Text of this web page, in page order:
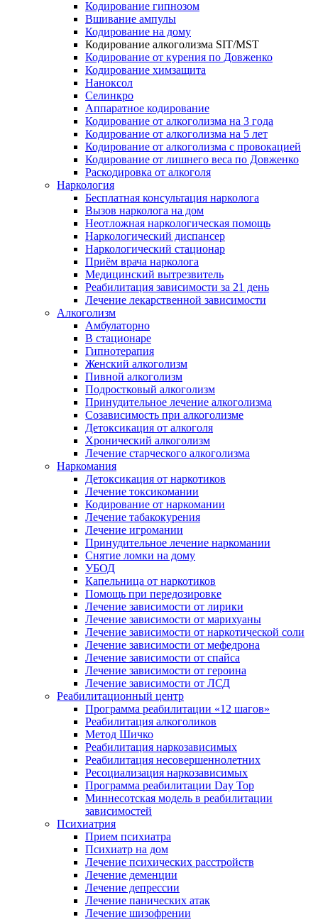
Кодирование гипнозом
Вшивание ампулы
Кодирование на дому
Кодирование алкоголизма SIT/MST
Кодирование от курения по Довженко
Кодирование химзащита
Наноксол
Селинкро
Аппаратное кодирование
Кодирование от алкоголизма на 3 года
Кодирование от алкоголизма на 5 лет
Кодирование от алкоголизма с провокацией
Кодирование от лишнего веса по Довженко
Раскодировка от алкоголя
Наркология
Бесплатная консультация нарколога
Вызов нарколога на дом
Неотложная наркологическая помощь
Наркологический диспансер
Наркологический стационар
Приём врача нарколога
Медицинский вытрезвитель
Реабилитация зависимости за 21 день
Лечение лекарственной зависимости
Алкоголизм
Амбулаторно
В стационаре
Гипнотерапия
Женский алкоголизм
Пивной алкоголизм
Подростковый алкоголизм
Принудительное лечение алкоголизма
Созависимость при алкоголизме
Детоксикация от алкоголя
Хронический алкоголизм
Лечение старческого алкоголизма
Наркомания
Детоксикация от наркотиков
Лечение токсикомании
Кодирование от наркомании
Лечение табакокурения
Лечение игромании
Принудительное лечение наркомании
Снятие ломки на дому
УБОД
Капельница от наркотиков
Помощь при передозировке
Лечение зависимости от лирики
Лечение зависимости от марихуаны
Лечение зависимости от наркотической соли
Лечение зависимости от мефедрона
Лечение зависимости от спайса
Лечение зависимости от героина
Лечение зависимости от ЛСД
Реабилитационный центр
Программа реабилитации «12 шагов»
Реабилитация алкоголиков
Метод Шичко
Реабилитация наркозависимых
Реабилитация несовершеннолетних
Ресоциализация наркозависимых
Программа реабилитации Day Top
Миннесотская модель в реабилитации
зависимостей
Психиатрия
Прием психиатра
Психиатр на дом
Лечение психических расстройств
Лечение деменции
Лечение депрессии
Лечение панических атак
Лечение шизофрении